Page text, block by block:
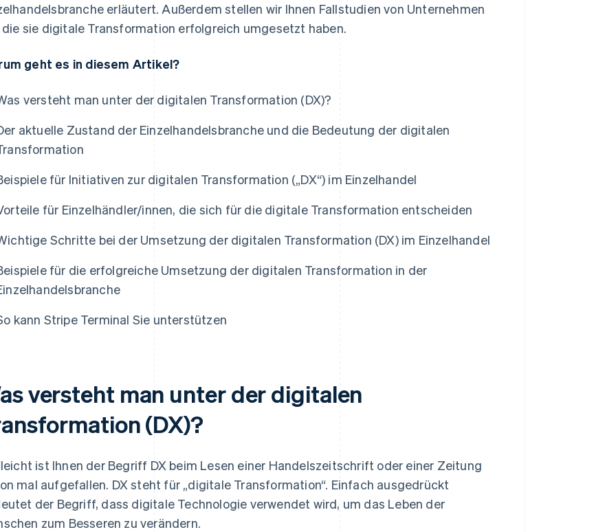
erläutert. Außerdem stellen wir Ihnen Fallstudien von Unternehmen
die sie digitale Transformation erfolgreich umgesetzt haben.
geht es in diesem Artikel?
versteht man unter der digitalen Transformation (DX)?
aktuelle Zustand der Einzelhandelsbranche und die Bedeutung der digitalen
für Initiativen zur digitalen Transformation („DX“) im Einzelhandel
für Einzelhändler/innen, die sich für die digitale Transformation entscheiden
Schritte bei der Umsetzung der digitalen Transformation (DX) im Einzelhandel
für die erfolgreiche Umsetzung der digitalen Transformation in der
kann Stripe Terminal Sie unterstützen
versteht man unter der digitalen
(DX)?
ist Ihnen der Begriff DX beim Lesen einer Handelszeitschrift oder einer Zeitung
mal aufgefallen. DX steht für „digitale Transformation“. Einfach ausgedrückt
der Begriff, dass digitale Technologie verwendet wird, um das Leben der
zum Besseren zu verändern.